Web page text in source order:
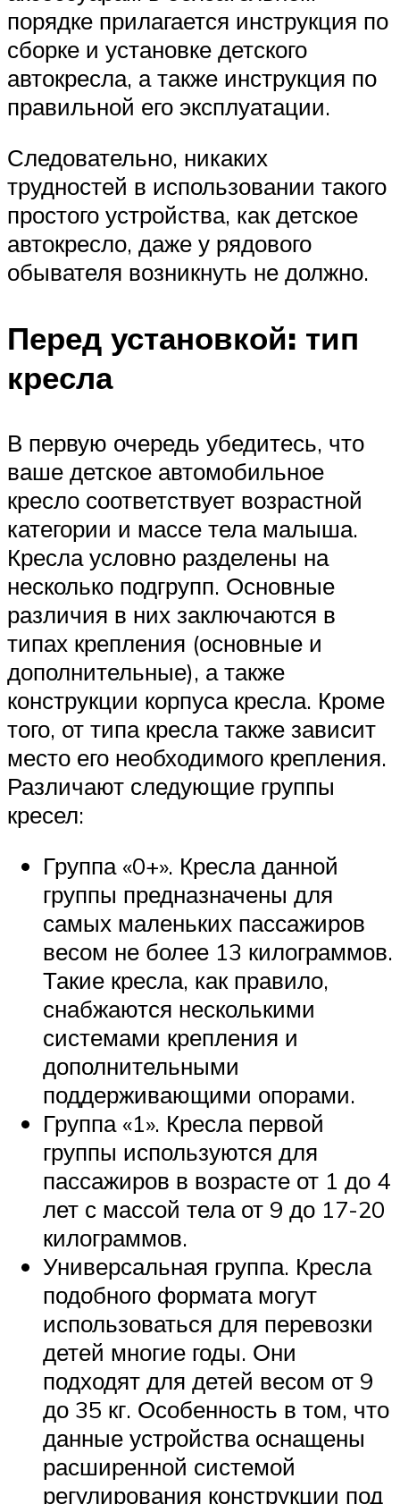
порядке прилагается инструкция по
сборке и установке детского
автокресла, а также инструкция по
правильной его эксплуатации.
Следовательно, никаких
трудностей в использовании такого
простого устройства, как детское
автокресло, даже у рядового
обывателя возникнуть не должно.
Перед установкой: тип
кресла
В первую очередь убедитесь, что
ваше детское автомобильное
кресло соответствует возрастной
категории и массе тела малыша.
Кресла условно разделены на
несколько подгрупп. Основные
различия в них заключаются в
типах крепления (основные и
дополнительные), а также
конструкции корпуса кресла. Кроме
того, от типа кресла также зависит
место его необходимого крепления.
Различают следующие группы
кресел:
Группа «0+». Кресла данной
группы предназначены для
самых маленьких пассажиров
весом не более 13 килограммов.
Такие кресла, как правило,
снабжаются несколькими
системами крепления и
дополнительными
поддерживающими опорами.
Группа «1». Кресла первой
группы используются для
пассажиров в возрасте от 1 до 4
лет с массой тела от 9 до 17-20
килограммов.
Универсальная группа. Кресла
подобного формата могут
использоваться для перевозки
детей многие годы. Они
подходят для детей весом от 9
до 35 кг. Особенность в том, что
данные устройства оснащены
расширенной системой
регулирования конструкции под